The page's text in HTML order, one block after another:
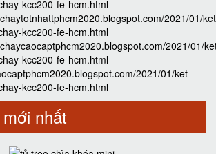
kcc200-fe-hcm.html
2021/01/
kcc200-fe-hcm.html
2021/01/
kcc200-fe-hcm.html
2021/01/ket-
kcc200-fe-hcm.html
nhất